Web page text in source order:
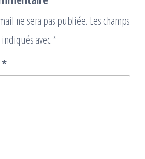
ne sera pas publiée. Les champs
avec *
*